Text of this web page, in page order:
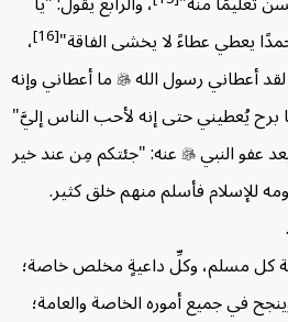
يعطي عطاءً لا يخشى الفاقة"[16]
،
رسول اللهما أعطاني وإنه
يُعطيني حتى إنه لأحب الناس إليَّ"
النبيعنه: "جئتكم مِن عند خير
فأسلم منهم خلق كثير.
مسلم، وكلِّ داعيةٍ مخلص خاصة؛
في جميع أموره الخاصة والعامة؛